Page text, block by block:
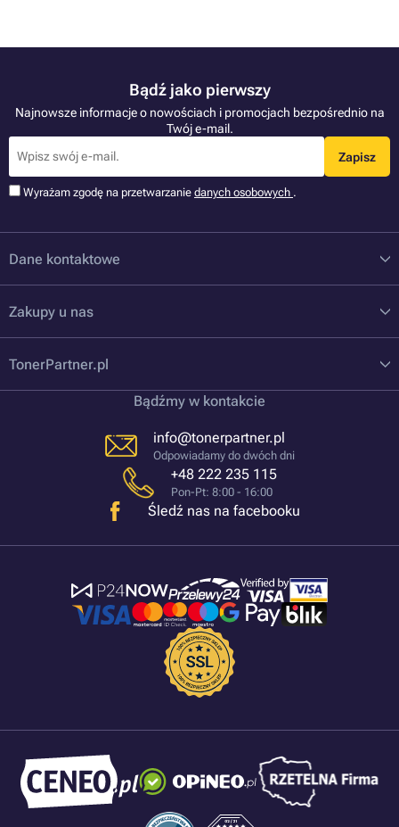
Bądź jako pierwszy
Najnowsze informacje o nowościach i promocjach bezpośrednio na
Twój e-mail.
Zapisz
Wyrażam zgodę na przetwarzanie danych osobowych .
Dane kontaktowe
Zakupy u nas
TonerPartner.pl
Bądźmy w kontakcie
info@tonerpartner.pl
Odpowiadamy do dwóch dni
+48 222 235 115
Pon-Pt: 8:00 - 16:00
Śledź nas na facebooku